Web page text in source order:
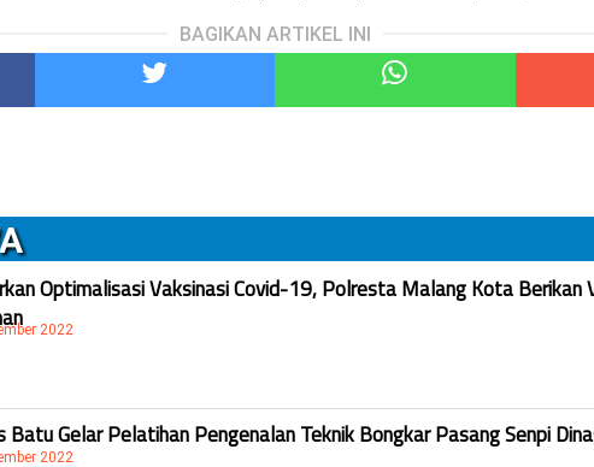
BAGIKAN ARTIKEL INI
Optimalisasi Vaksinasi Covid-19, Polresta Malang Kota Berikan
2022
Batu Gelar Pelatihan Pengenalan Teknik Bongkar Pasang Senpi
2022